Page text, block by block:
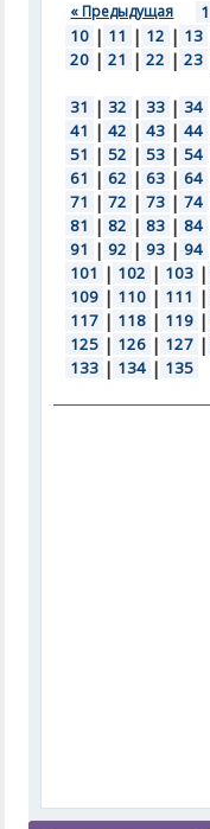
« Предыдущая 1
10 | 11 | 12 | 13
20 | 21 | 22 | 23
31 | 32 | 33 | 34
41 | 42 | 43 | 44
51 | 52 | 53 | 54
61 | 62 | 63 | 64
71 | 72 | 73 | 74
81 | 82 | 83 | 84
91 | 92 | 93 | 94
101 | 102 | 103 |
109 | 110 | 111 |
117 | 118 | 119 |
125 | 126 | 127 |
133 | 134 | 135